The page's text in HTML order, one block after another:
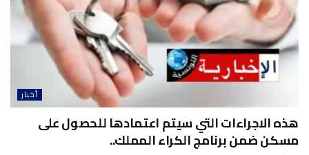
أخبار
هذه الاجراءات التي سيتم اعتمادها للحصول على
مسكن ضمن برنامج الكراء المملك..